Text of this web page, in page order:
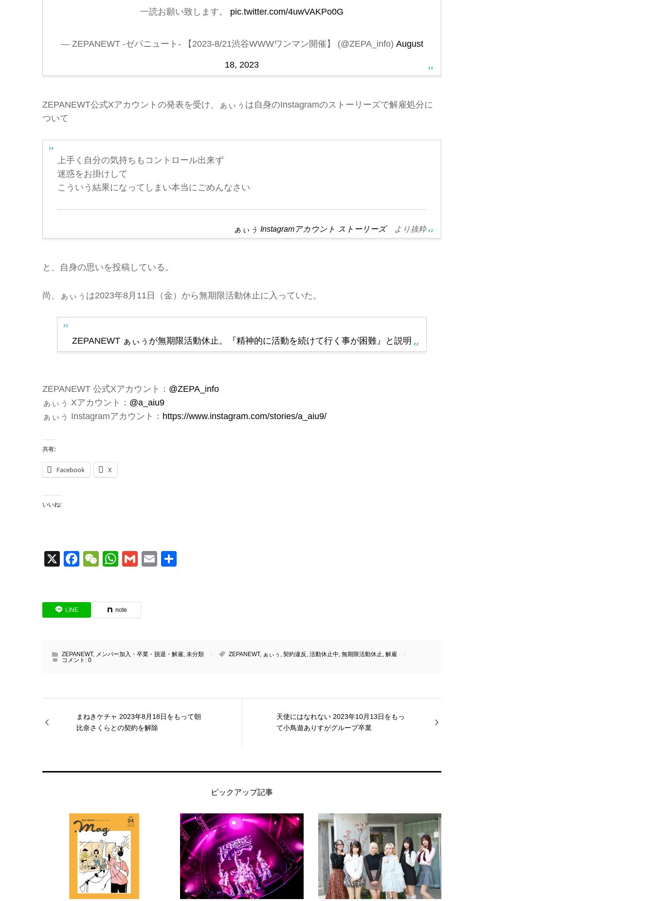
一読お願い致します。 pic.twitter.com/4uwVAKPo0G
— ZEPANEWT -ゼパニュート- 【2023-8/21渋谷WWWワンマン開催】 (@ZEPA_info) August
18, 2023
ZEPANEWT公式Xアカウントの発表を受け、ぁぃぅは自身のInstagramのストーリーズで解雇処分に
ついて
上手く自分の気持ちもコントロール出来ず
迷惑をお掛けして
こういう結果になってしまい本当にごめんなさい
ぁぃぅ Instagramアカウント ストーリーズより抜粋
と、自身の思いを投稿している。
尚、ぁぃぅは2023年8月11日（金）から無期限活動休止に入っていた。
ZEPANEWT ぁぃぅが無期限活動休止。『精神的に活動を続けて行く事が困難』と説明
ZEPANEWT 公式Xアカウント： @ZEPA_info
ぁぃぅ Xアカウント： @a_aiu9
ぁぃぅ Instagramアカウント： https://www.instagram.com/stories/a_aiu9/
共有:
Facebook X
いいね:
X Facebook
WeChat
WhatsApp
Gmail
Email
LINE note
ZEPANEWT, メンバー加入・卒業・脱退・解雇, 未分類 ZEPANEWT, ぁぃぅ , 契約違反 , 活動休止中, 無期限活動休止, 解雇
コメント: 0
まねきケチャ 2023年8月18日をもって朝
比奈さくらとの契約を解除
天使にはなれない 2023年10月13日をもっ
て小鳥遊ありすがグループ卒業
ピックアップ記事